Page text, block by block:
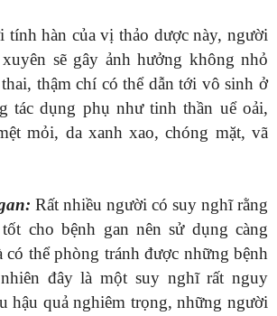
tính hàn của vị thảo dược này, người
sẽ gây ảnh hưởng không nhỏ
thậm chí có thể dẫn tới vô sinh ở
tác dụng phụ như tinh thần uể oải,
mỏi, da xanh xao, chóng mặt, vã
Rất nhiều người có suy nghĩ rằng
cho bệnh gan nên sử dụng càng
có thể phòng tránh được những bệnh
đây là một suy nghĩ rất nguy
hậu quả nghiêm trọng, những người